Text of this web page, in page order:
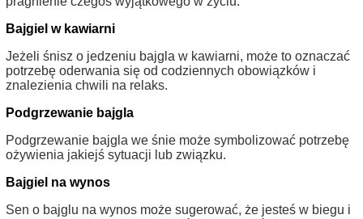
Bajgiel w kawiarni
Jeżeli śnisz o jedzeniu bajgla w kawiarni, może to oznaczać
potrzebę oderwania się od codziennych obowiązków i
znalezienia chwili na relaks.
Podgrzewanie bajgla
Podgrzewanie bajgla we śnie może symbolizować potrzebę
ożywienia jakiejś sytuacji lub związku.
Bajgiel na wynos
Sen o bajglu na wynos może sugerować, że jesteś w biegu i